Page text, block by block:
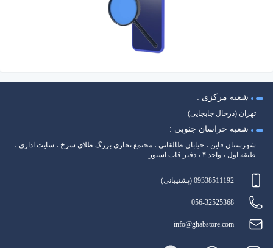
شعبه مرکزی :
تهران (درحال جابجایی)
شعبه خراسان جنوبی :
شهرستان قاین ، خیابان طالقانی ، مجتمع تجاری بزرگ طلای سرخ ، سایت اداری ،
طبقه اول ، واحد ۴ ، دفتر قاب استور
09338511192 (پشتیبانی)
056-32525368
info@ghabstore.com